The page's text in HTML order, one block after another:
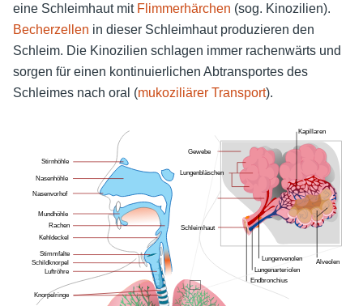
eine Schleimhaut mit Flimmerhärchen (sog. Kinozilien).
Becherzellen in dieser Schleimhaut produzieren den
Schleim. Die Kinozilien schlagen immer rachenwärts und
sorgen für einen kontinuierlichen Abtransportes des
Schleimes nach oral (mukoziliärer Transport).